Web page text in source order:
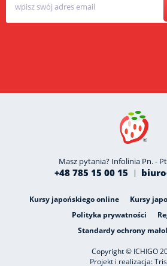
Masz pytania? Infolinia Pn. -
+48 785 15 00 15
Kursy japońskiego online
Kursy
Polityka prywatności
Standardy ochrony
Copyright © ICHIGO
Projekt i realizacja: